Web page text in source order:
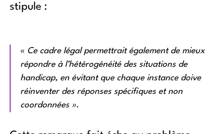
stipule :
« Ce cadre légal permettrait également de mieux
répondre à l’hétérogénéité des situations de
handicap, en évitant que chaque instance doive
réinventer des réponses spécifiques et non
coordonnées ».